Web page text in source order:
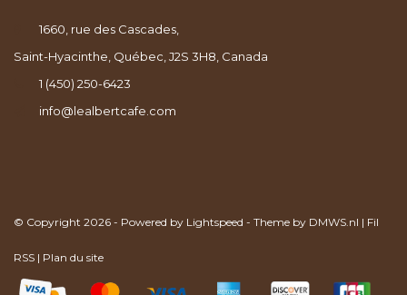
1660, rue des Cascades,
Saint-Hyacinthe, Québec, J2S 3H8, Canada
1 (450) 250-6423
info@lealbertcafe.com
© Copyright 2026 - Powered by Lightspeed - Theme by DMWS.nl | Fil
RSS | Plan du site